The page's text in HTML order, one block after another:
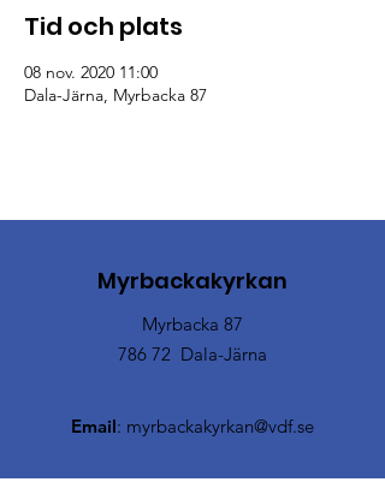
Tid och plats
08 nov. 2020 11:00
Dala-Järna, Myrbacka 87
Myrbackakyrkan
Myrbacka 87
786 72 Dala-Järna
Email: myrbackakyrkan@vdf.se